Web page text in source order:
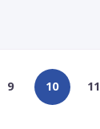
9 10 11